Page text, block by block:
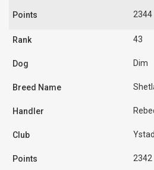
2344
43
Dim
2342